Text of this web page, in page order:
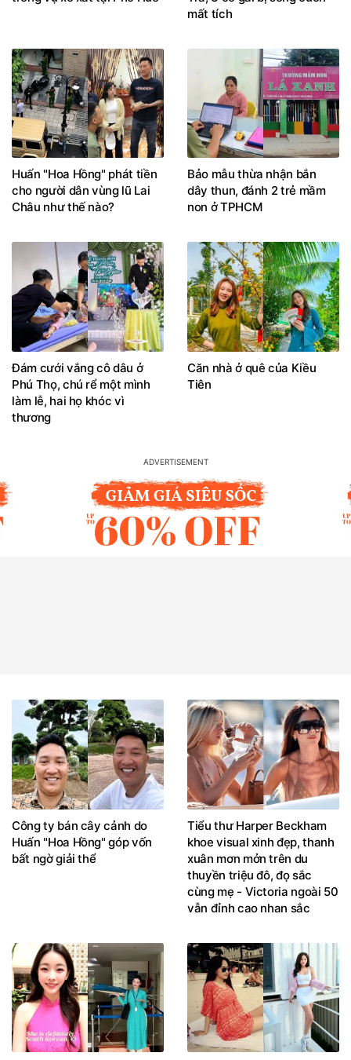
mất tích
Huấn "Hoa Hồng" phát tiền
cho người dân vùng lũ Lai
Châu như thế nào?
Bảo mẫu thừa nhận bắn
dây thun, đánh 2 trẻ mầm
non ở TPHCM
Đám cưới vắng cô dâu ở
Phú Thọ, chú rể một mình
làm lễ, hai họ khóc vì
thương
Căn nhà ở quê của Kiều
Tiên
Công ty bán cây cảnh do
Huấn "Hoa Hồng" góp vốn
bất ngờ giải thể
Tiểu thư Harper Beckham
khoe visual xinh đẹp, thanh
xuân mơn mởn trên du
thuyền triệu đô, đọ sắc
cùng mẹ - Victoria ngoài 50
vẫn đỉnh cao nhan sắc